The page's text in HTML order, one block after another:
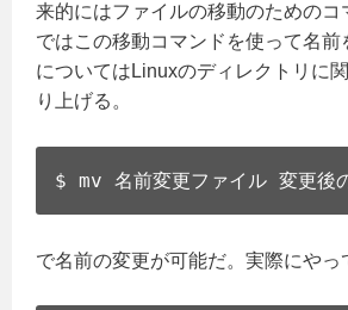
来的にはファイルの移動のためのコ
ではこの移動コマンドを使って名前
についてはLinuxのディレクトリに
り上げる。
$ mv 名前変更ファイル 変更後
で名前の変更が可能だ。実際にやっ